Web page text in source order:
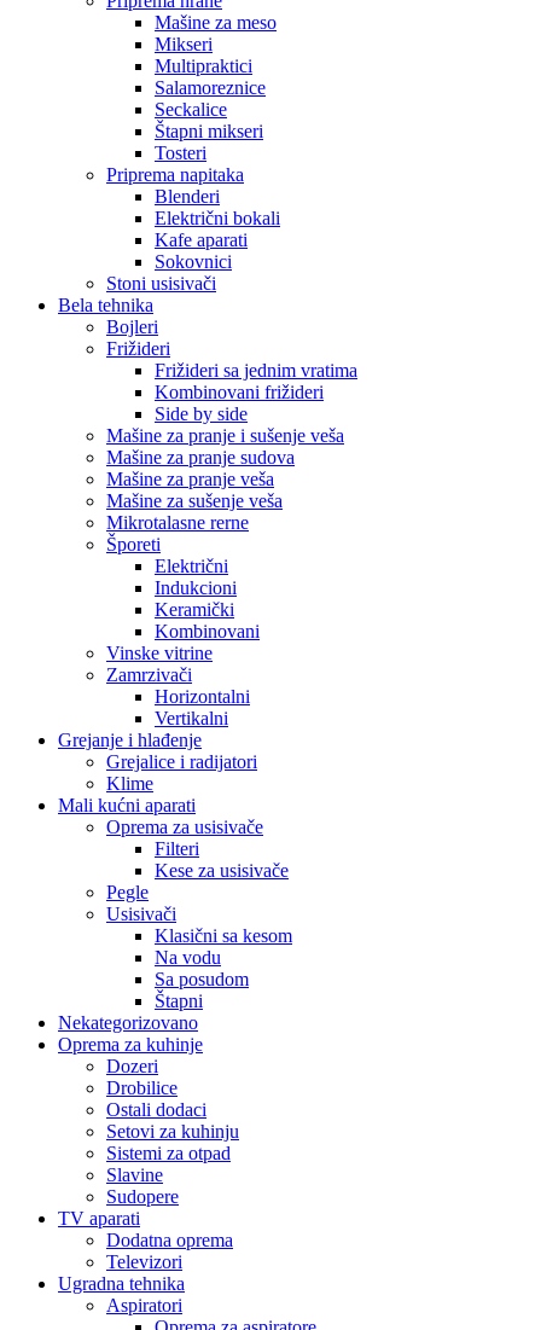
Mašine za meso
Mikseri
Multipraktici
Salamoreznice
Seckalice
Štapni mikseri
Tosteri
Priprema napitaka
Blenderi
Električni bokali
Kafe aparati
Sokovnici
Stoni usisivači
Bela tehnika
Bojleri
Frižideri
Frižideri sa jednim vratima
Kombinovani frižideri
Side by side
Mašine za pranje i sušenje veša
Mašine za pranje sudova
Mašine za pranje veša
Mašine za sušenje veša
Mikrotalasne rerne
Šporeti
Električni
Indukcioni
Keramički
Kombinovani
Vinske vitrine
Zamrzivači
Horizontalni
Vertikalni
Grejanje i hlađenje
Grejalice i radijatori
Klime
Mali kućni aparati
Oprema za usisivače
Filteri
Kese za usisivače
Pegle
Usisivači
Klasični sa kesom
Na vodu
Sa posudom
Štapni
Nekategorizovano
Oprema za kuhinje
Dozeri
Drobilice
Ostali dodaci
Setovi za kuhinju
Sistemi za otpad
Slavine
Sudopere
TV aparati
Dodatna oprema
Televizori
Ugradna tehnika
Aspiratori